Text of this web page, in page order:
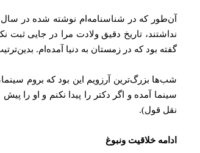
نداشتند، تاریخ دقیق ولادت مرا در جایی
گفته بود که در زمستان به دنیا آمده‌ام. بدین‌ترتیب، در نخستین
شب‌ها بزرگ‌ترین آرزویم این بود که بروم
سینما آمده و اگر دکتر را پیدا نکنم و او را
نقل قول).
ادامه خلاقیت ونبوغ